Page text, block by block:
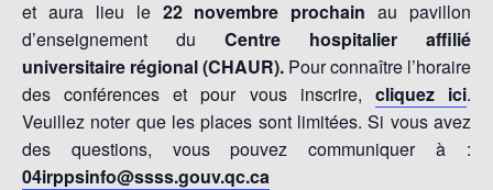
et aura lieu le 22 novembre prochain au pavillon
d’enseignement du Centre hospitalier affilié
universitaire régional (CHAUR). Pour connaître l’horaire
des conférences et pour vous inscrire, cliquez ici.
Veuillez noter que les places sont limitées. Si vous avez
des questions, vous pouvez communiquer à :
04irppsinfo@ssss.gouv.qc.ca